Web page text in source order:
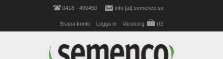
0418 - 490450 info [at] semenco.se
Skapa konto Logga in Varukorg (0)